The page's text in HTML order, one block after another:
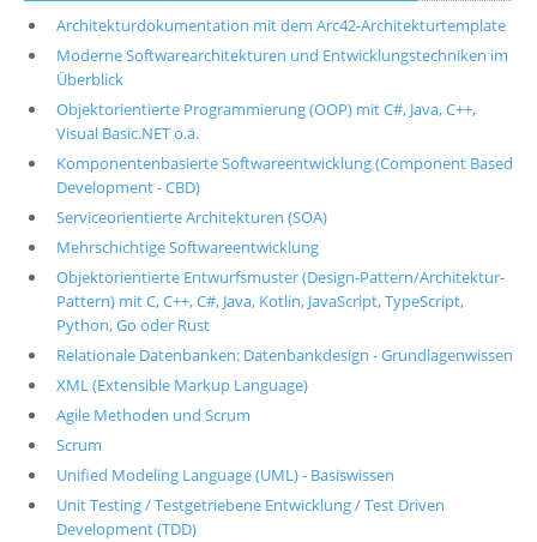
Architekturdokumentation mit dem Arc42-Architekturtemplate
Moderne Softwarearchitekturen und Entwicklungstechniken im
Überblick
Objektorientierte Programmierung (OOP) mit C#, Java, C++,
Visual Basic.NET o.ä.
Komponentenbasierte Softwareentwicklung (Component Based
Development - CBD)
Serviceorientierte Architekturen (SOA)
Mehrschichtige Softwareentwicklung
Objektorientierte Entwurfsmuster (Design-Pattern/Architektur-
Pattern) mit C, C++, C#, Java, Kotlin, JavaScript, TypeScript,
Python, Go oder Rust
Relationale Datenbanken: Datenbankdesign - Grundlagenwissen
XML (Extensible Markup Language)
Agile Methoden und Scrum
Scrum
Unified Modeling Language (UML) - Basiswissen
Unit Testing / Testgetriebene Entwicklung / Test Driven
Development (TDD)